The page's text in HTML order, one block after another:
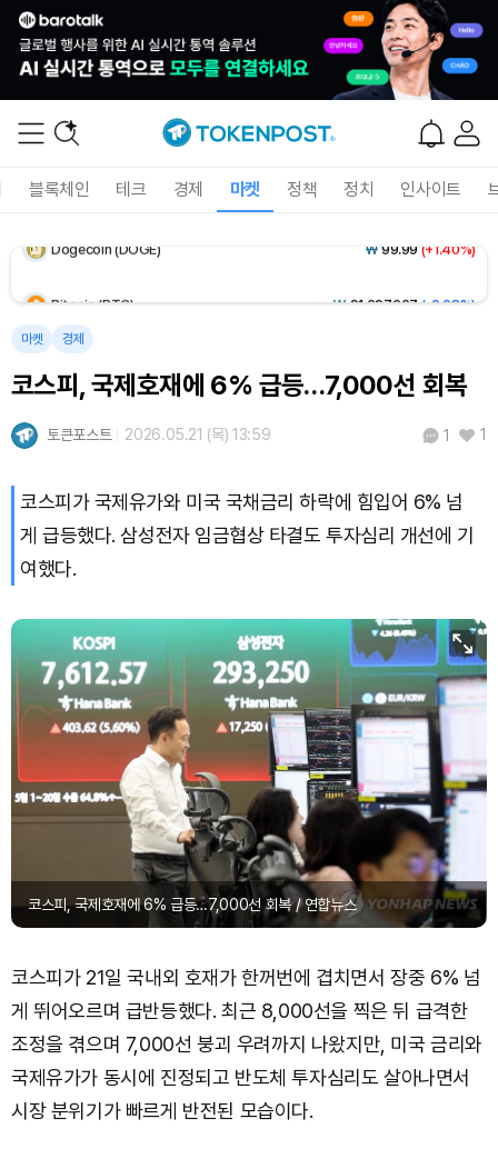
블록체인 테크 경제 마켓 정책 정치 인사이트
Solana (SOL) ₩ 107,014(+2.59%)
마켓 경제
코스피, 국제호재에 6% 급등…7,000선 회복
토큰포스트 2026.05.21 (목) 13:59 1 1
코스피가 국제유가와 미국 국채금리 하락에 힘입어 6% 넘
게 급등했다. 삼성전자 임금협상 타결도 투자심리 개선에 기
여했다.
코스피, 국제호재에 6% 급등…7,000선 회복 / 연합뉴스
코스피가 21일 국내외 호재가 한꺼번에 겹치면서 장중 6% 넘
게 뛰어오르며 급반등했다. 최근 8,000선을 찍은 뒤 급격한
조정을 겪으며 7,000선 붕괴 우려까지 나왔지만, 미국 금리와
국제유가가 동시에 진정되고 반도체 투자심리도 살아나면서
시장 분위기가 빠르게 반전된 모습이다.